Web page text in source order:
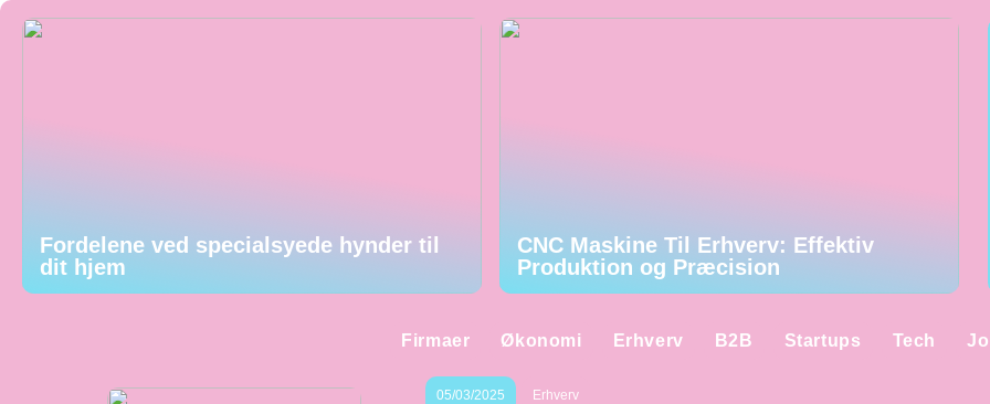
Fordelene ved specialsyede hynder til
dit hjem
CNC Maskine Til Erhverv: Effektiv
Produktion og Præcision
Firmaer Økonomi Erhverv B2B Startups Tech
05/03/2025 Erhverv